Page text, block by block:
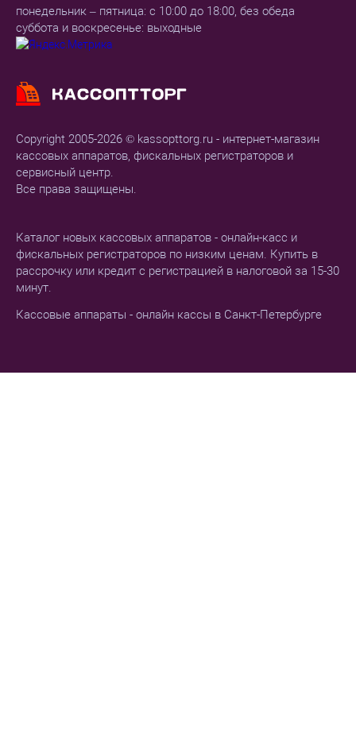
Copyright 2005-2026 © kassopttorg.ru - интернет-магазин
кассовых аппаратов, фискальных регистраторов и
сервисный центр.
Все права защищены.
Каталог новых кассовых аппаратов - онлайн-касс и
фискальных регистраторов по низким ценам. Купить в
рассрочку или кредит с регистрацией в налоговой за 15-30
минут.
Кассовые аппараты - онлайн кассы в Санкт-Петербурге
понедельник – пятница: с 10:00 до 18:00, без обеда
суббота и воскресенье: выходные